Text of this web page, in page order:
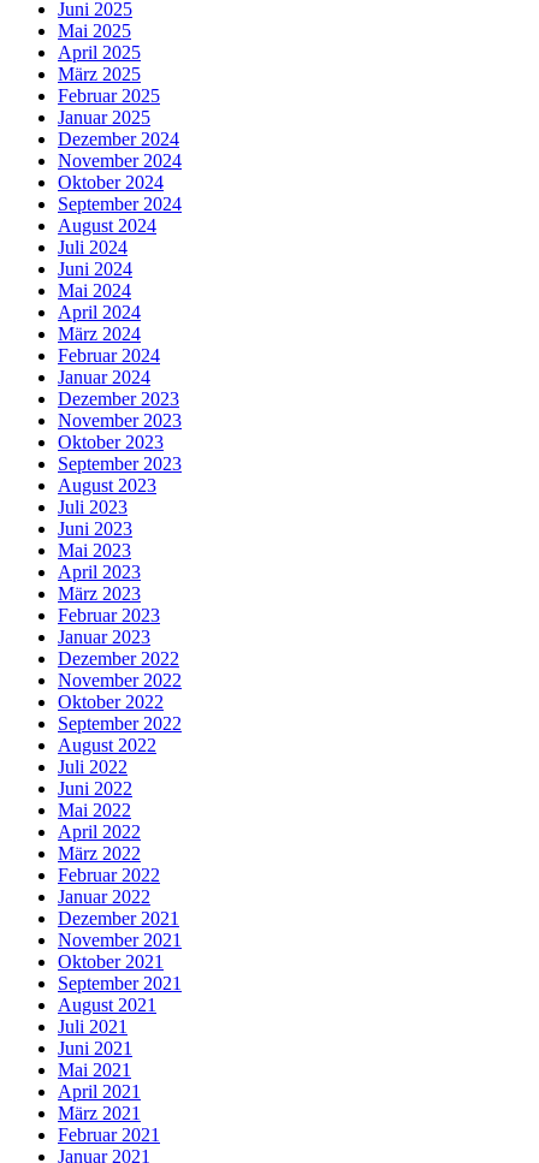
Juni 2025
Mai 2025
April 2025
März 2025
Februar 2025
Januar 2025
Dezember 2024
November 2024
Oktober 2024
September 2024
August 2024
Juli 2024
Juni 2024
Mai 2024
April 2024
März 2024
Februar 2024
Januar 2024
Dezember 2023
November 2023
Oktober 2023
September 2023
August 2023
Juli 2023
Juni 2023
Mai 2023
April 2023
März 2023
Februar 2023
Januar 2023
Dezember 2022
November 2022
Oktober 2022
September 2022
August 2022
Juli 2022
Juni 2022
Mai 2022
April 2022
März 2022
Februar 2022
Januar 2022
Dezember 2021
November 2021
Oktober 2021
September 2021
August 2021
Juli 2021
Juni 2021
Mai 2021
April 2021
März 2021
Februar 2021
Januar 2021